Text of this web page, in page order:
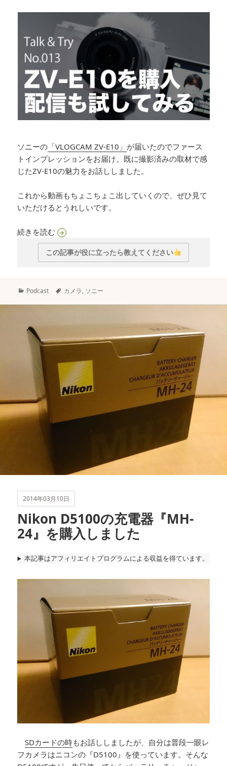
ソニーの 「VLOGCAM ZV-E10」 が届いたのでファース
トインプレッションをお届け。既に撮影済みの取材で感
じたZV-E10の魅力をお話ししました。
これから動画もちょこちょこ出していくので、ぜひ見て
いただけるとうれしいです。
続きを読むTalk&Try 013「VLOGCAM ZV-E10を購入 配信も
この記事が役に立ったら教えてください
カ
ー
Podcast
タ
カメラ, ソニー
2014年03月10日
Nikon D5100の充電器『MH-
24』を購入しました
本記事はアフィリエイトプログラムによる収益を得ています。
SDカードの時もお話ししましたが、自分は普段一眼レ
フカメラはニコンの『D5100』を使っています。そんな